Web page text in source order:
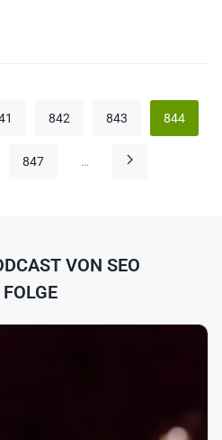
842 843 844
847 …
VON SEO